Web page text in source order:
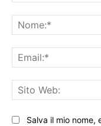
Salva il mio nome,